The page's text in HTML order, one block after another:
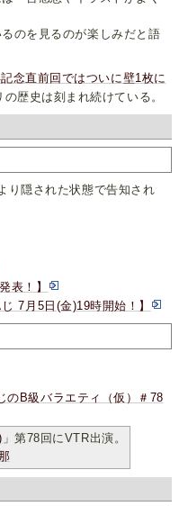
のを見るのが楽しみだと語
念直前回ではついに壁1枚に
の歴史は刻まれ続けている。
り隠された状態で告知され
表！】
7月5日(金)19時開始！】
のB級バラエティ（仮）＃78
」第78回にVTR出演。